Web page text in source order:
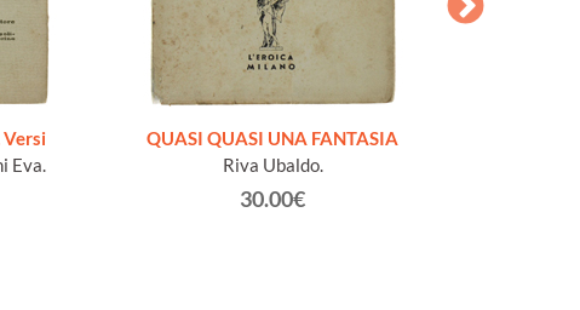
Versi
Eva.
QUASI QUASI UNA FANTASIA
Riva Ubaldo.
30.00€